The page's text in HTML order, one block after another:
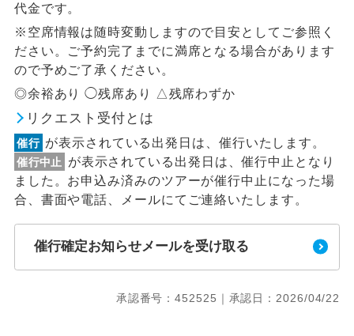
代金です。
※空席情報は随時変動しますので目安としてご参照く
ださい。ご予約完了までに満席となる場合があります
ので予めご了承ください。
◎余裕あり ◯残席あり △残席わずか
リクエスト受付とは
催行 が表示されている出発日は、催行いたします。
催行中止
が表示されている出発日は、催行中止となり
ました。お申込み済みのツアーが催行中止になった場
合、書面や電話、メールにてご連絡いたします。
催行確定お知らせメールを受け取る
承認番号：452525｜承認日：2026/04/22